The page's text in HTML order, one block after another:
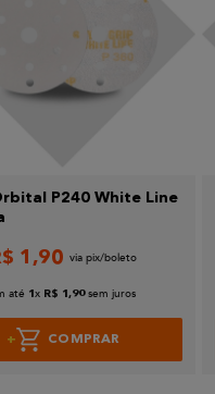
P240 White Line
1 ,90
até 1x R$ 1,90 sem juros
COMPRAR